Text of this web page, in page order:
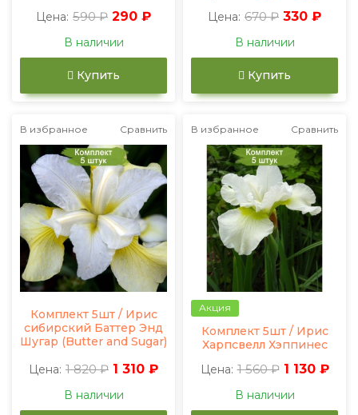
Цена: 590 ₽ 290 ₽
В наличии
Купить
Цена: 670 ₽ 330 ₽
В наличии
Купить
В избранное Сравнить
Комплект 5шт / Ирис
сибирский Баттер Энд
Шугар (Butter and Sugar)
Цена: 1 820 ₽ 1 310 ₽
В наличии
В избранное Сравнить
Акция
Комплект 5шт / Ирис
Харпсвелл Хэппинес
Цена: 1 560 ₽ 1 130 ₽
В наличии